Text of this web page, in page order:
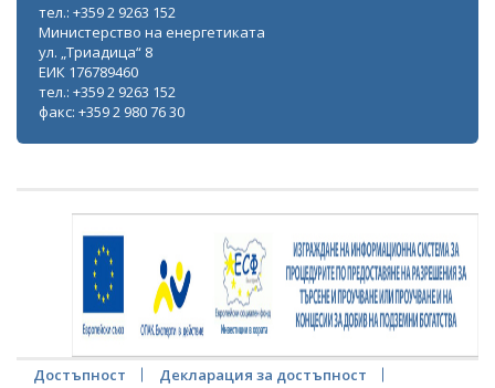
тел.: +359 2 9263 152
Министерство на енергетиката
ул. „Триадица“ 8
ЕИК 176789460
тел.: +359 2 9263 152
факс: +359 2 980 76 30
Достъпност Декларация за достъпност